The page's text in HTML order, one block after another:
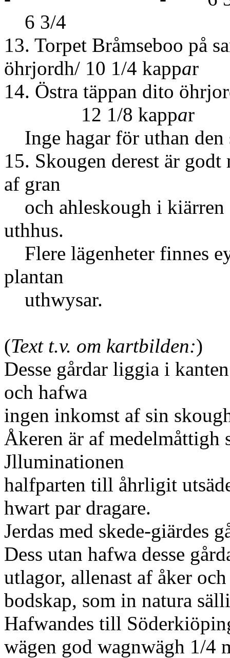
6 3/4
13. Torpet Bråmseboo på
öhrjordh/ 10 1/4 kappar
14. Östra
12 1/8 kappar
Inge hagar för uthan den
15. Skougen derest är
af gran
och ahleskough i kiärren
uthhus.
Flere lägenheter finnes
plantan
uthwysar.
(Text t.v. om kartbilden:)
Desse gårdar liggia i
och hafwa
ingen inkomst af sin
Åkeren är af medelmåttigh
Jlluminationen
halfparten till åhrligit
hwart par dragare.
Jerdas med skede-giärdes
Dess utan hafwa desse
utlagor, allenast af åker och
bodskap, som in natura
Hafwandes till
wägen god wagnwägh 1/